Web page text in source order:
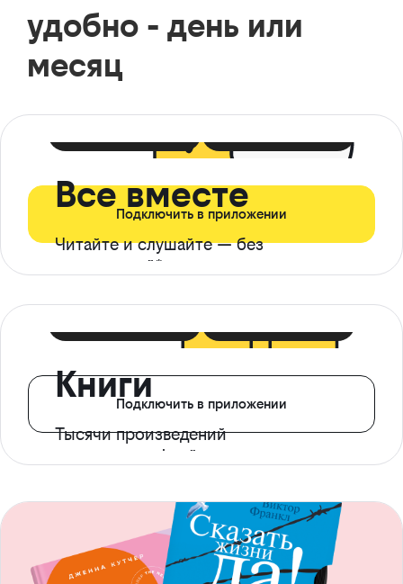
удобно - день или
месяц
Все вместе
Читайте и слушайте — без
ограничений*
Подключить в приложении
Книги
Тысячи произведений
с доступом офлайн
Подключить в приложении